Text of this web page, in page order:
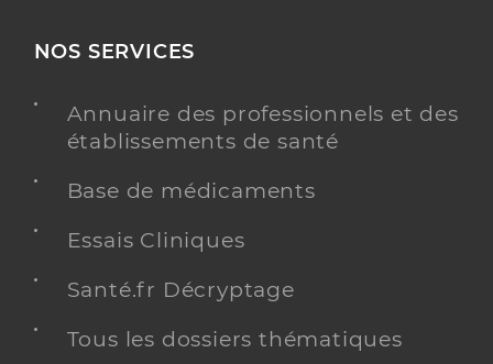
NOS SERVICES
Annuaire des professionnels et des
établissements de santé
Base de médicaments
Essais Cliniques
Santé.fr Décryptage
Tous les dossiers thématiques